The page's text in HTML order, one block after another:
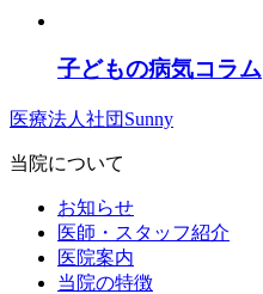
子どもの病気コラム
医療法人社団Sunny
当院について
お知らせ
医師・スタッフ紹介
医院案内
当院の特徴